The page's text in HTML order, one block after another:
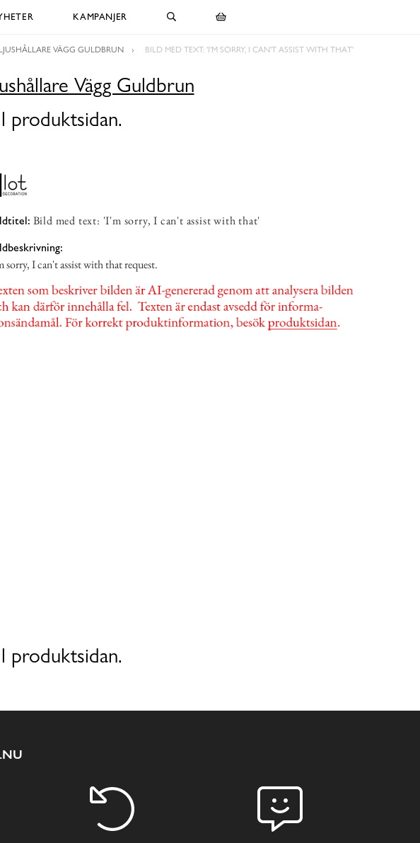
KAMPANJER
LJUSHÅLLARE VÄGG GULDBRUN BILD MED TEXT: 'I'M SORRY, I CAN'T ASSIST WITH THAT'
Vägg Guldbrun
produktsidan.
Bild med text: 'I'm sorry, I can't assist with that'
sorry, I can't assist with that request.
produktsidan.